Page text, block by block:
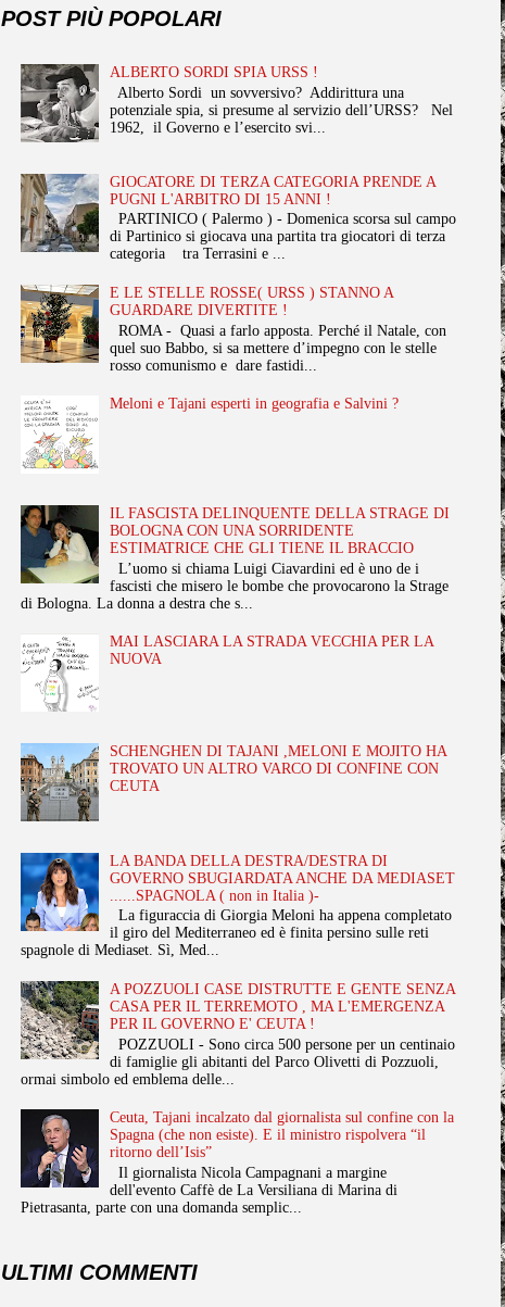
POST PIÙ POPOLARI
ALBERTO SORDI SPIA URSS !
Alberto Sordi un sovversivo? Addirittura una
potenziale spia, si presume al servizio dell’URSS? Nel
1962, il Governo e l’esercito svi...
GIOCATORE DI TERZA CATEGORIA PRENDE A
PUGNI L'ARBITRO DI 15 ANNI !
PARTINICO ( Palermo ) - Domenica scorsa sul campo
di Partinico si giocava una partita tra giocatori di terza
categoria tra Terrasini e ...
E LE STELLE ROSSE( URSS ) STANNO A
GUARDARE DIVERTITE !
ROMA - Quasi a farlo apposta. Perché il Natale, con
quel suo Babbo, si sa mettere d’impegno con le stelle
rosso comunismo e dare fastidi...
Meloni e Tajani esperti in geografia e Salvini ?
IL FASCISTA DELINQUENTE DELLA STRAGE DI
BOLOGNA CON UNA SORRIDENTE
ESTIMATRICE CHE GLI TIENE IL BRACCIO
L’uomo si chiama Luigi Ciavardini ed è uno de i
fascisti che misero le bombe che provocarono la Strage
di Bologna. La donna a destra che s...
MAI LASCIARA LA STRADA VECCHIA PER LA
NUOVA
SCHENGHEN DI TAJANI ,MELONI E MOJITO HA
TROVATO UN ALTRO VARCO DI CONFINE CON
CEUTA
LA BANDA DELLA DESTRA/DESTRA DI
GOVERNO SBUGIARDATA ANCHE DA MEDIASET
......SPAGNOLA ( non in Italia )-
La figuraccia di Giorgia Meloni ha appena completato
il giro del Mediterraneo ed è finita persino sulle reti
spagnole di Mediaset. Sì, Med...
A POZZUOLI CASE DISTRUTTE E GENTE SENZA
CASA PER IL TERREMOTO , MA L'EMERGENZA
PER IL GOVERNO E' CEUTA !
POZZUOLI - Sono circa 500 persone per un centinaio
di famiglie gli abitanti del Parco Olivetti di Pozzuoli,
ormai simbolo ed emblema delle...
Ceuta, Tajani incalzato dal giornalista sul confine con la
Spagna (che non esiste). E il ministro rispolvera “il
ritorno dell’Isis”
Il giornalista Nicola Campagnani a margine
dell'evento Caffè de La Versiliana di Marina di
Pietrasanta, parte con una domanda semplic...
ULTIMI COMMENTI